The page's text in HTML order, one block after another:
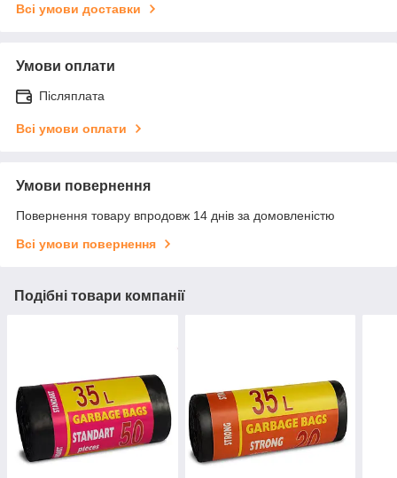
Всі умови доставки
Умови оплати
Післяплата
Всі умови оплати
Умови повернення
Повернення товару впродовж 14 днів за домовленістю
Всі умови повернення
Подібні товари компанії